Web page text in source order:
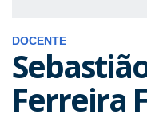
DOCENTE
Ferreira